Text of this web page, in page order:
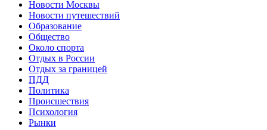
Новости Москвы
Новости путешествий
Образование
Общество
Около спорта
Отдых в России
Отдых за границей
ПДД
Политика
Происшествия
Психология
Рынки